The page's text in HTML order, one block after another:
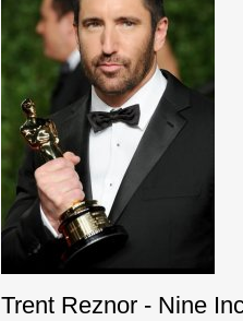
Trent Reznor - Nine